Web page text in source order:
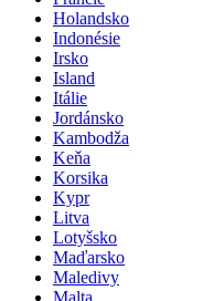
Francie
Holandsko
Indonésie
Irsko
Island
Itálie
Jordánsko
Kambodža
Keňa
Korsika
Kypr
Litva
Lotyšsko
Maďarsko